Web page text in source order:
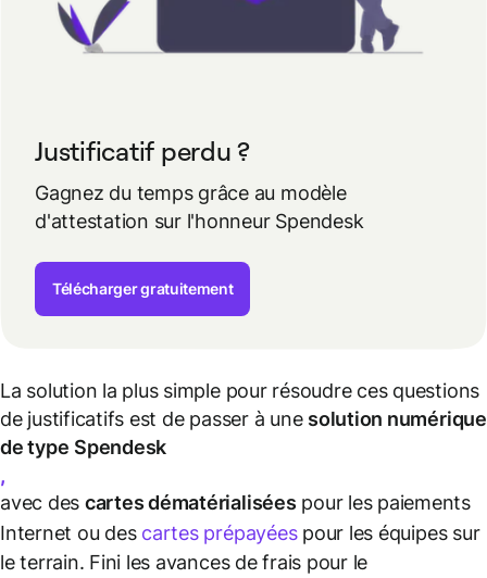
Justificatif perdu ?
Gagnez du temps grâce au modèle
d'attestation sur l'honneur Spendesk
Télécharger gratuitement
La solution la plus simple pour résoudre ces questions
de justificatifs est de passer à une solution numérique
de type Spendesk
,
avec des cartes dématérialisées pour les paiements
Internet ou des cartes prépayéespour les équipes sur
le terrain. Fini les avances de frais pour le